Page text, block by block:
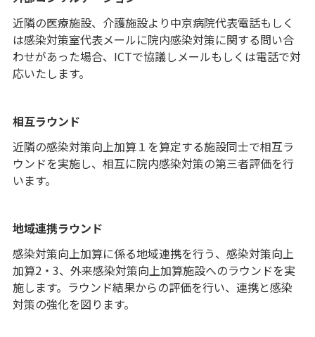
近隣の医療施設、介護施設より中京病院代表電話もしく
は感染対策室代表メールに院内感染対策に関する問い合
わせがあった場合、ICTで協議しメールもしくは電話で対
応いたします。
相互ラウンド
近隣の感染対策向上加算１を算定する施設同士で相互ラ
ウンドを実施し、相互に院内感染対策の第三者評価を行
います。
地域連携ラウンド
感染対策向上加算に係る地域連携を行う、感染対策向上
加算2・3、外来感染対策向上加算施設へのラウンドを実
施します。ラウンド結果からの評価を行い、連携と感染
対策の強化を図ります。